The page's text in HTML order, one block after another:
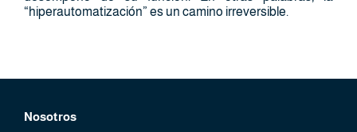
“hiperautomatización” es un camino irreversible.
Nosotros